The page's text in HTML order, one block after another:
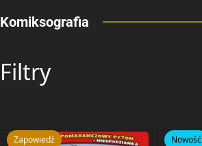
Komiksografia
Filtry
Zapowiedź Nowość